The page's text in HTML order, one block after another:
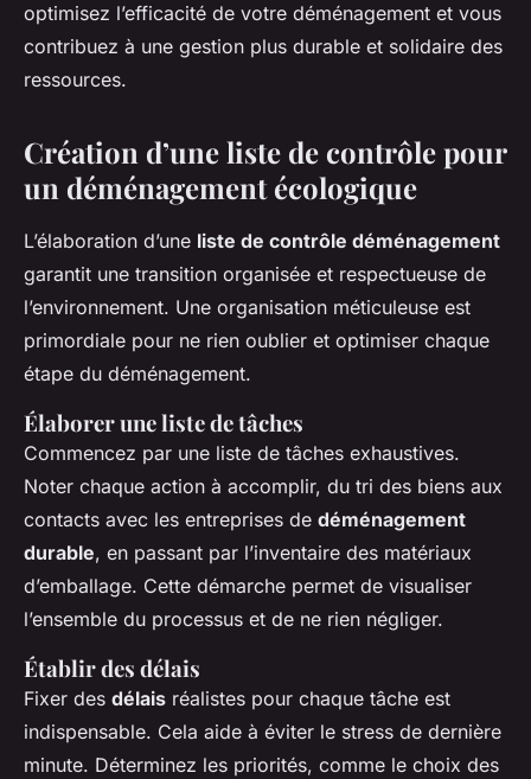
optimisez l’efficacité de votre déménagement et vous
contribuez à une gestion plus durable et solidaire des
ressources.
Création d’une liste de contrôle pour
un déménagement écologique
L’élaboration d’une liste de contrôle déménagement
garantit une transition organisée et respectueuse de
l’environnement. Une organisation méticuleuse est
primordiale pour ne rien oublier et optimiser chaque
étape du déménagement.
Élaborer une liste de tâches
Commencez par une liste de tâches exhaustives.
Noter chaque action à accomplir, du tri des biens aux
contacts avec les entreprises de déménagement
durable, en passant par l’inventaire des matériaux
d’emballage. Cette démarche permet de visualiser
l’ensemble du processus et de ne rien négliger.
Établir des délais
Fixer des délais réalistes pour chaque tâche est
indispensable. Cela aide à éviter le stress de dernière
minute. Déterminez les priorités, comme le choix des